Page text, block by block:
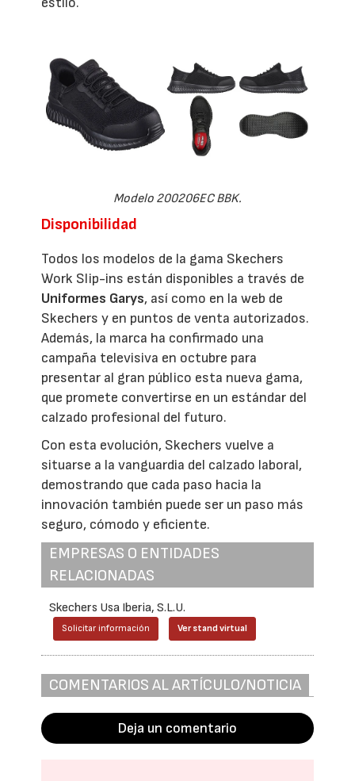
Modelo 200206EC BBK.
Disponibilidad
Todos los modelos de la gama Skechers
Work Slip-ins están disponibles a través de
Uniformes Garys, así como en la web de
Skechers y en puntos de venta autorizados.
Además, la marca ha confirmado una
campaña televisiva en octubre para
presentar al gran público esta nueva gama,
que promete convertirse en un estándar del
calzado profesional del futuro.
Con esta evolución, Skechers vuelve a
situarse a la vanguardia del calzado laboral,
demostrando que cada paso hacia la
innovación también puede ser un paso más
seguro, cómodo y eficiente.
EMPRESAS O ENTIDADES
RELACIONADAS
Skechers Usa Iberia, S.L.U.
Solicitar información Ver stand virtual
COMENTARIOS AL ARTÍCULO/NOTICIA
Deja un comentario